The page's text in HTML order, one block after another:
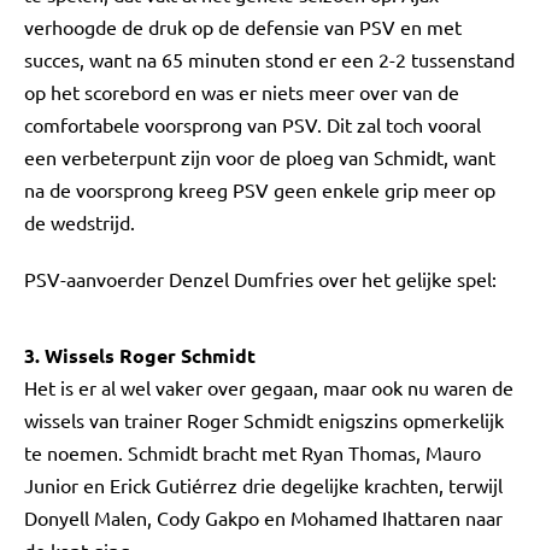
verhoogde de druk op de defensie van PSV en met
succes, want na 65 minuten stond er een 2-2 tussenstand
op het scorebord en was er niets meer over van de
comfortabele voorsprong van PSV. Dit zal toch vooral
een verbeterpunt zijn voor de ploeg van Schmidt, want
na de voorsprong kreeg PSV geen enkele grip meer op
de wedstrijd.
PSV-aanvoerder Denzel Dumfries over het gelijke spel:
3. Wissels Roger Schmidt
Het is er al wel vaker over gegaan, maar ook nu waren de
wissels van trainer Roger Schmidt enigszins opmerkelijk
te noemen. Schmidt bracht met Ryan Thomas, Mauro
Junior en Erick Gutiérrez drie degelijke krachten, terwijl
Donyell Malen, Cody Gakpo en Mohamed Ihattaren naar